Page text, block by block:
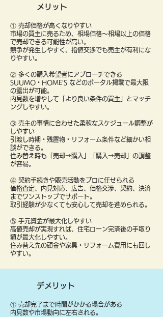
メリット
① 売却価格が高くなりやすい
市場の買主に売るため、相場価格〜相場以上の価格
で売却できる可能性が高い。
競争が発生しやすく、指値交渉でも売主が有利にな
りやすい。
② 多くの購入希望者にアプローチできる
SUUMO・HOME’S などのポータル掲載で最大限
の露出が可能。
内見数を増やして「より良い条件の買主」とマッチ
ングしやすい。
③ 売主の事情に合わせた柔軟なスケジュール調整が
しやすい
引渡し時期・残置物・リフォーム条件など細かい相
談ができる。
住み替え時も「売却→購入」「購入→売却」の調整
が容易。
④ 契約手続きや販売活動をプロに任せられる
価格査定、内見対応、広告、価格交渉、契約、決済
までワンストップでサポート。
取引経験が少なくても安心して売却を進められる。
⑤ 手元資金が最大化しやすい
高値売却が実現すれば、住宅ローン完済後の手取り
額が最大化しやすい。
住み替え先の頭金や家具・リフォーム費用にも回し
やすい。
デメリット
① 売却完了まで時間がかかる場合がある
内見数や市場動向に左右される。